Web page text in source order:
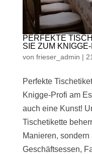
PERFEKTE
SIE ZUM
von frieser_admin |
Perfekte
Knigge-Profi am
auch eine Kunst!
Tischetikette
Manieren,
Geschäftsessen,